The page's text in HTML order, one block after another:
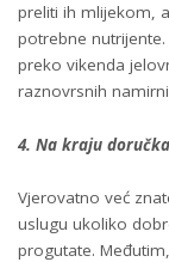
preliti ih mlijekom,
potrebne
preko vikenda
raznovrsnih
4. Na kraju
Vjerovatno već
uslugu ukoliko
progutate.